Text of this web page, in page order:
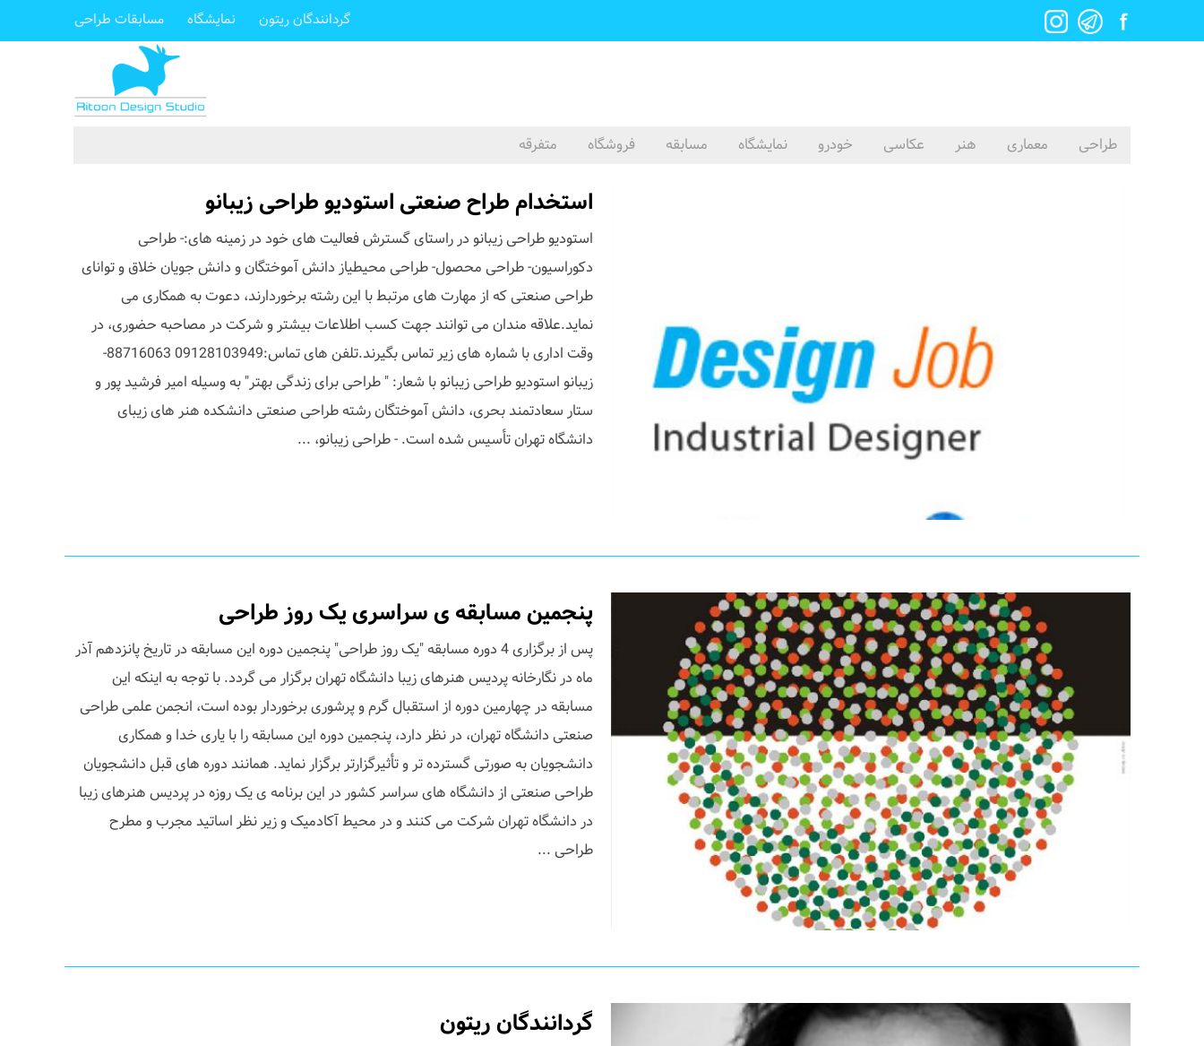
گردانندگان ریتون نمایشگاه مسابقات طراحی
طراحی معماری هنر عکاسی خودرو نمایشگاه مسابقه فروشگاه متفرقه
استخدام طراح صنعتی استودیو طراحی زیبانو
استودیو طراحی زیبانو در راستای گسترش فعالیت های خود در زمینه های:- طراحی
دکوراسیون- طراحی محصول- طراحی محیطیاز دانش آموختگان و دانش جویان خلاق و توانای
طراحی صنعتی که از مهارت های مرتبط با این رشته برخوردارند، دعوت به همکاری می
نماید.علاقه مندان می توانند جهت کسب اطلاعات بیشتر و شرکت در مصاحبه حضوری، در
وقت اداری با شماره های زیر تماس بگیرند.تلفن های تماس:09128103949 88716063-
زیبانو استودیو طراحی زیبانو با شعار: " طراحی برای زندگی بهتر" به وسیله امیر فرشید پور و
ستار سعادتمند بحری، دانش آموختگان رشته طراحی صنعتی دانشکده هنر های زیبای
دانشگاه تهران تأسیس شده است. - طراحی زیبانو، ...
پنجمین مسابقه ی سراسری یک روز طراحی
پس از برگزاری 4 دوره مسابقه "یک روز طراحی" پنجمین دوره این مسابقه در تاریخ پانزدهم آذر
ماه در نگارخانه پردیس هنرهای زیبا دانشگاه تهران برگزار می گردد. با توجه به اینکه این
مسابقه در چهارمین دوره از استقبال گرم و پرشوری برخوردار بوده است، انجمن علمی طراحی
صنعتی دانشگاه تهران، در نظر دارد، پنجمین دوره این مسابقه را با یاری خدا و همکاری
دانشجویان به صورتی گسترده تر و تأثیرگزارتر برگزار نماید. همانند دوره های قبل دانشجویان
طراحی صنعتی از دانشگاه های سراسر کشور در این برنامه ی یک روزه در پردیس هنرهای زیبا
در دانشگاه تهران شرکت می کنند و در محیط آکادمیک و زیر نظر اساتید مجرب و مطرح
طراحی ...
گردانندگان ریتون